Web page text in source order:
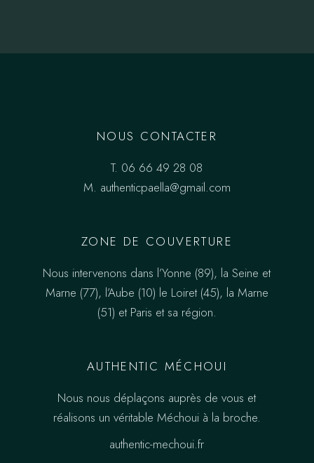
NOUS CONTACTER
T. 06 66 49 28 08
M. authenticpaella@gmail.com
ZONE DE COUVERTURE
Nous intervenons dans l’Yonne (89), la Seine et
Marne (77), l’Aube (10) le Loiret (45), la Marne
(51) et Paris et sa région.
AUTHENTIC MÉCHOUI
Nous nous déplaçons auprès de vous et
réalisons un véritable Méchoui à la broche.
authentic-mechoui.fr